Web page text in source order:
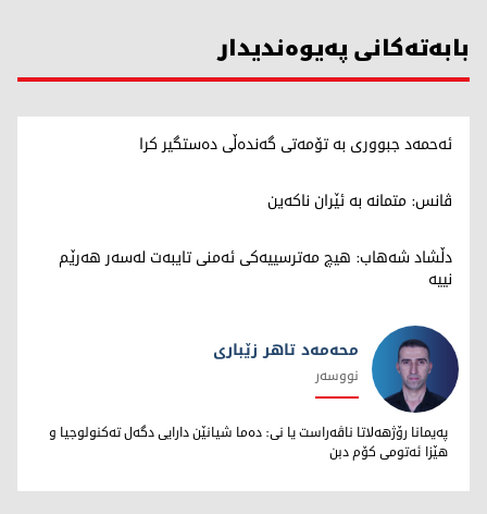
بابەتەکانی پەیوەندیدار
ئەحمەد جبووری بە تۆمەتی گەندەڵی دەستگیر کرا
ڤانس: متمانە بە ئێران ناکەین
دڵشاد شەهاب: هیچ مەترسییەکی ئەمنی تایبەت لەسەر هەرێم
نییە
محەمەد تاهر زێبارى
محەمەد تاهر زێبارى
نووسەر
پەیمانا رۆژهەلاتا ناڤەراست یا نى: دەما شیانێن دارایى دگەل تەکنولوجیا و
هێزا ئەتومى کۆم دبن